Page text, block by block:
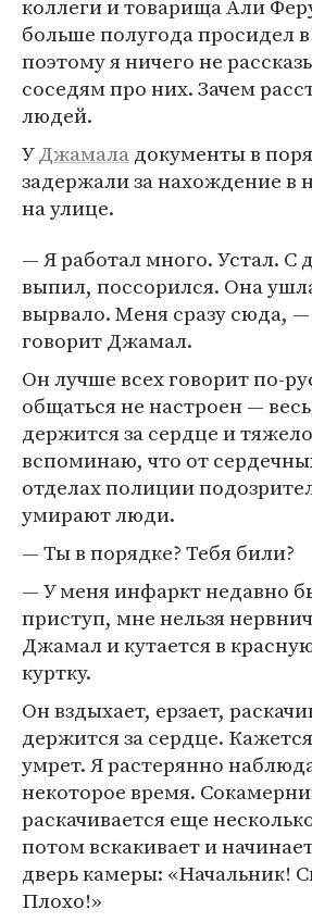
коллеги и товарища Али
больше полугода просидел
поэтому я ничего не
соседям про них. Зачем
людей.
УДжамаладокументы в
задержали за нахождение в
на улице.
— Я работал много. Устал. С
выпил, поссорился. Она
вырвало. Меня сразу сюда,
говорит Джамал.
Он лучше всех говорит по-
общаться не настроен —
держится за сердце и
вспоминаю, что от
отделах полиции
умирают люди.
— Ты в порядке? Тебя били?
— У меня инфаркт недавно
приступ, мне нельзя
Джамал и кутается в
куртку.
Он вздыхает, ерзает,
держится за сердце.
умрет. Я растерянно
некоторое время.
раскачивается еще
потом вскакивает и
дверь камеры: «Начальник!
Плохо!»